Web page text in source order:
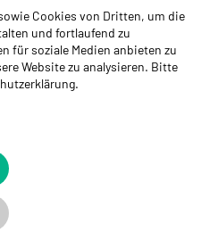
Cookies von Dritten, um die
und fortlaufend zu
für soziale Medien anbieten zu
Website zu analysieren. Bitte